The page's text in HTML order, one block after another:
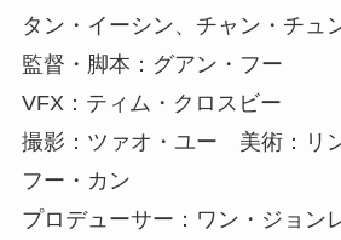
タン・イーシン、チャン・チュ
監督・脚本：グアン・フー
VFX：ティム・クロスビー
撮影：ツァオ・ユー 美術：リ
フー・カン
プロデューサー：ワン・ジョン